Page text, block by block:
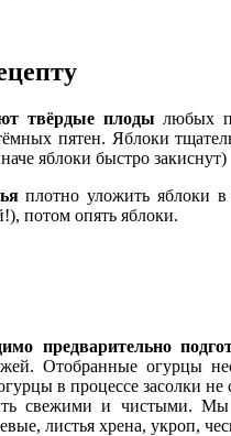
твёрдые плоды любых
пятен. Яблоки
яблоки быстро закиснут)
плотно уложить яблоки в
потом опять яблоки.
предварительно
Отобранные огурцы
в процессе засолки не
свежими и чистыми. Мы
листья хрена, укроп,